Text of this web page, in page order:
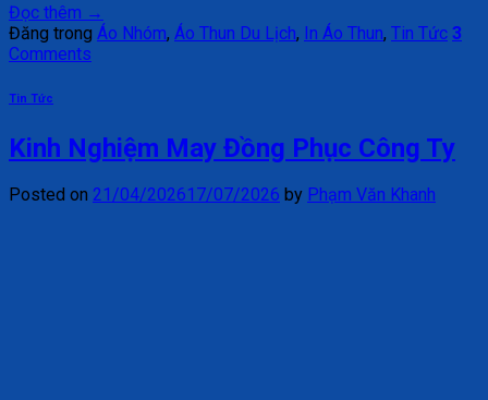
Đọc thêm →
Đăng trong Áo Nhóm, Áo Thun Du Lịch, In Áo Thun, Tin Tức 3
Comments
Tin Tức
Kinh Nghiệm May Đồng Phục Công Ty
Posted on 21/04/202617/07/2026 by Phạm Văn Khanh